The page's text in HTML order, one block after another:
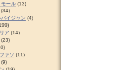
モール (13)
(34)
バイジャン (4)
ア (14)
(23)
ァソ (11)
(9)